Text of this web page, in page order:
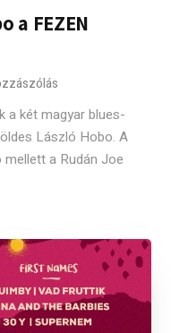
a FEZEN
a két magyar blues-
László Hobo. A
a Rudán Joe